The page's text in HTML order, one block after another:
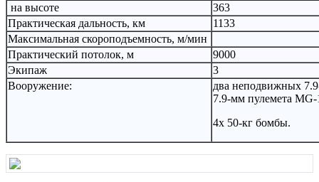
на высоте
363
Практическая дальность, км
1133
Максимальная скороподъемность, м/мин
Практический потолок, м
9000
Экипаж
3
Вооружение:
два неподвижных
7.9-мм пулемета МG-
4х 50-кг бомбы.